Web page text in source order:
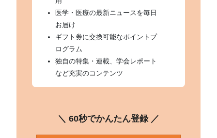
医学・医療の最新ニュースを毎日
お届け
ギフト券に交換可能なポイントプ
ログラム
独自の特集・連載、学会レポート
など充実のコンテンツ
＼ 60秒でかんたん登録 ／